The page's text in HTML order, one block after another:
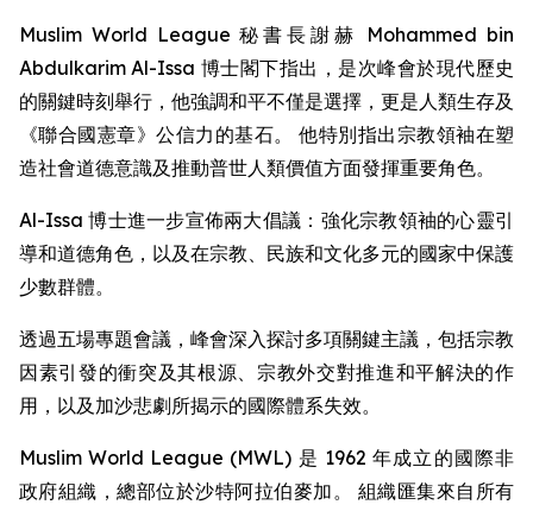
Muslim World League 秘書長謝赫 Mohammed bin
Abdulkarim Al-Issa 博士閣下指出，是次峰會於現代歷史
的關鍵時刻舉行，他強調和平不僅是選擇，更是人類生存及
《聯合國憲章》公信力的基石。 他特別指出宗教領袖在塑
造社會道德意識及推動普世人類價值方面發揮重要角色。
Al-Issa 博士進一步宣佈兩大倡議：強化宗教領袖的心靈引
導和道德角色，以及在宗教、民族和文化多元的國家中保護
少數群體。
透過五場專題會議，峰會深入探討多項關鍵主議，包括宗教
因素引發的衝突及其根源、宗教外交對推進和平解決的作
用，以及加沙悲劇所揭示的國際體系失效。
Muslim World League (MWL) 是 1962 年成立的國際非
政府組織，總部位於沙特阿拉伯麥加。 組織匯集來自所有